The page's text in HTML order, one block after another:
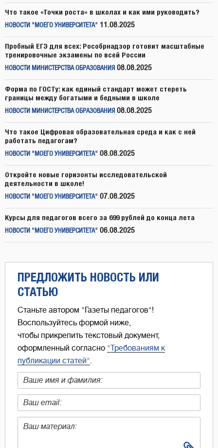
Что такое «Точки роста» в школах и как ими руководить?
НОВОСТИ "МОЕГО УНИВЕРСИТЕТА" 11.08.2025
Пробный ЕГЭ для всех: Рособрнадзор готовит масштабные
тренировочные экзамены по всей России
НОВОСТИ МИНИСТЕРСТВА ОБРАЗОВАНИЯ 08.08.2025
Форма по ГОСТу: как единый стандарт может стереть
границы между богатыми и бедными в школе
НОВОСТИ МИНИСТЕРСТВА ОБРАЗОВАНИЯ 08.08.2025
Что такое Цифровая образовательная среда и как с ней
работать педагогам?
НОВОСТИ "МОЕГО УНИВЕРСИТЕТА" 08.08.2025
Откройте новые горизонты исследовательской
деятельности в школе!
НОВОСТИ "МОЕГО УНИВЕРСИТЕТА" 07.08.2025
Курсы для педагогов всего за 699 рублей до конца лета
НОВОСТИ "МОЕГО УНИВЕРСИТЕТА" 06.08.2025
ПРЕДЛОЖИТЬ НОВОСТЬ ИЛИ
СТАТЬЮ
Станьте автором "Газеты педагогов"!
Воспользуйтесь формой ниже,
чтобы прикрепить текстовый документ,
оформленный согласно "Требованиям к
публикации статей"